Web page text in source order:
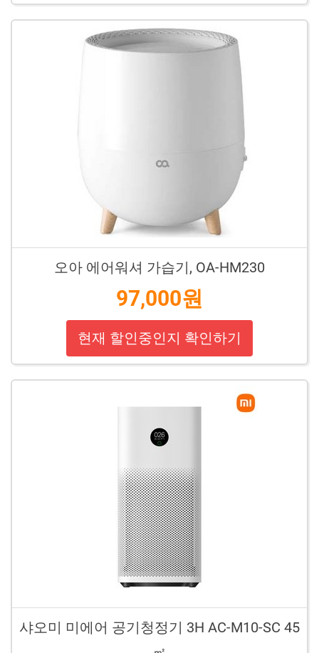
오아 에어워셔 가습기, OA-HM230
97,000원
현재 할인중인지 확인하기
샤오미 미에어 공기청정기 3H AC-M10-SC 45